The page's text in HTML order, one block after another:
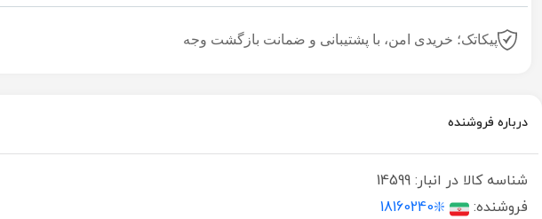
پیکاتک؛ خریدی امن، با پشتیبانی و ضمانت بازگشت وجه
درباره فروشنده
شناسه کالا در انبار: 14599
فروشنده:
❇️18160240